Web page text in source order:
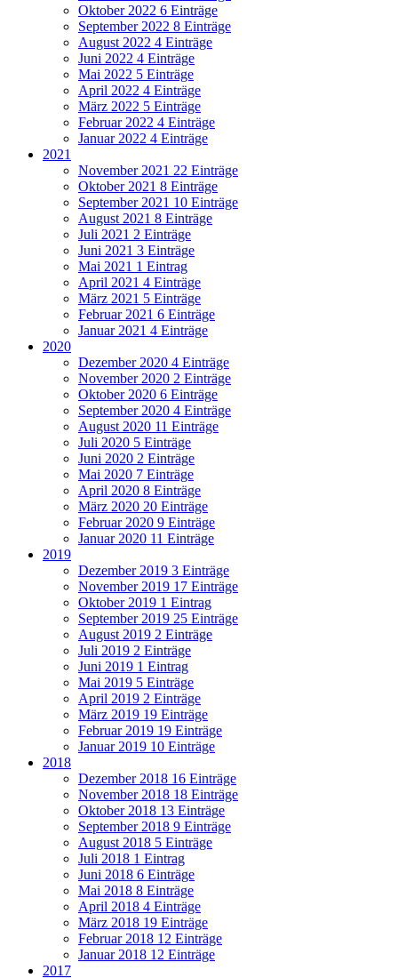
Oktober 2022 6 Einträge
September 2022 8 Einträge
August 2022 4 Einträge
Juni 2022 4 Einträge
Mai 2022 5 Einträge
April 2022 4 Einträge
März 2022 5 Einträge
Februar 2022 4 Einträge
Januar 2022 4 Einträge
2021
November 2021 22 Einträge
Oktober 2021 8 Einträge
September 2021 10 Einträge
August 2021 8 Einträge
Juli 2021 2 Einträge
Juni 2021 3 Einträge
Mai 2021 1 Eintrag
April 2021 4 Einträge
März 2021 5 Einträge
Februar 2021 6 Einträge
Januar 2021 4 Einträge
2020
Dezember 2020 4 Einträge
November 2020 2 Einträge
Oktober 2020 6 Einträge
September 2020 4 Einträge
August 2020 11 Einträge
Juli 2020 5 Einträge
Juni 2020 2 Einträge
Mai 2020 7 Einträge
April 2020 8 Einträge
März 2020 20 Einträge
Februar 2020 9 Einträge
Januar 2020 11 Einträge
2019
Dezember 2019 3 Einträge
November 2019 17 Einträge
Oktober 2019 1 Eintrag
September 2019 25 Einträge
August 2019 2 Einträge
Juli 2019 2 Einträge
Juni 2019 1 Eintrag
Mai 2019 5 Einträge
April 2019 2 Einträge
März 2019 19 Einträge
Februar 2019 19 Einträge
Januar 2019 10 Einträge
2018
Dezember 2018 16 Einträge
November 2018 18 Einträge
Oktober 2018 13 Einträge
September 2018 9 Einträge
August 2018 5 Einträge
Juli 2018 1 Eintrag
Juni 2018 6 Einträge
Mai 2018 8 Einträge
April 2018 4 Einträge
März 2018 19 Einträge
Februar 2018 12 Einträge
Januar 2018 12 Einträge
2017